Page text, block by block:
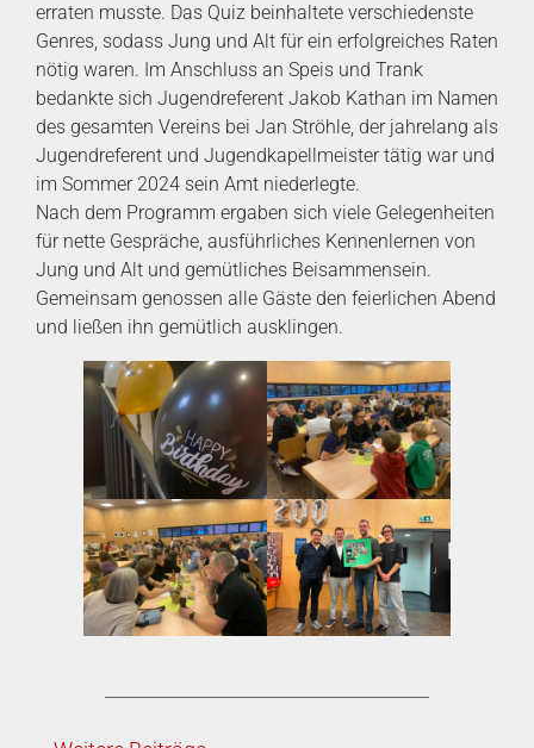
erraten musste. Das Quiz beinhaltete verschiedenste
Genres, sodass Jung und Alt für ein erfolgreiches Raten
nötig waren. Im Anschluss an Speis und Trank
bedankte sich Jugendreferent Jakob Kathan im Namen
des gesamten Vereins bei Jan Ströhle, der jahrelang als
Jugendreferent und Jugendkapellmeister tätig war und
im Sommer 2024 sein Amt niederlegte.
Nach dem Programm ergaben sich viele Gelegenheiten
für nette Gespräche, ausführliches Kennenlernen von
Jung und Alt und gemütliches Beisammensein.
Gemeinsam genossen alle Gäste den feierlichen Abend
und ließen ihn gemütlich ausklingen.